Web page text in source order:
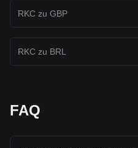
RKC zu GBP
RKC zu BRL
FAQ